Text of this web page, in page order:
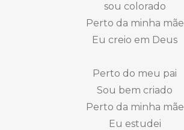
sou colorado
Perto da minha mãe
Eu creio em Deus
Perto do meu pai
Sou bem criado
Perto da minha mãe
Eu estudei